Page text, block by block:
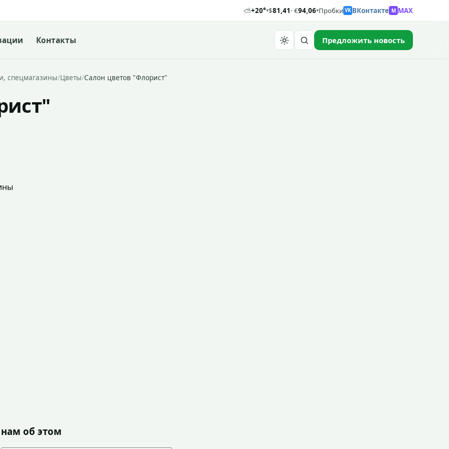
⛅+20°▾$81,41· €94,06▾Пробки VK ВКонтакте M MAX
Контакты Предложить новость
спецмагазины/Цветы/Салон цветов "Флорист"
об этом